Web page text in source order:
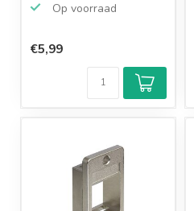
Op voorraad
€5,99